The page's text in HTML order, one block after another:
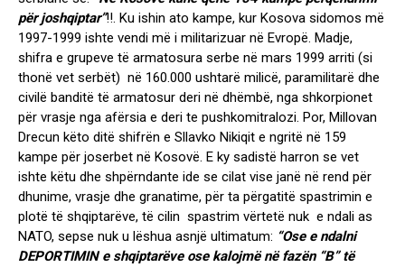
për joshqiptar”!!. Ku ishin ato kampe, kur Kosova sidomos më
1997-1999 ishte vendi më i militarizuar në Evropë. Madje,
shifra e grupeve të armatosura serbe në mars 1999 arriti (si
thonë vet serbët) në 160.000 ushtarë milicë, paramilitarë dhe
civilë banditë të armatosur deri në dhëmbë, nga shkorpionet
për vrasje nga afërsia e deri te pushkomitralozi. Por, Millovan
Drecun këto ditë shifrën e Sllavko Nikiqit e ngritë në 159
kampe për joserbet në Kosovë. E ky sadistë harron se vet
ishte këtu dhe shpërndante ide se cilat vise janë në rend për
dhunime, vrasje dhe granatime, për ta përgatitë spastrimin e
plotë të shqiptarëve, të cilin spastrim vërtetë nuk e ndali as
NATO, sepse nuk u lëshua asnjë ultimatum: “Ose e ndalni
DEPORTIMIN e shqiptarëve ose kalojmë në fazën “B” të